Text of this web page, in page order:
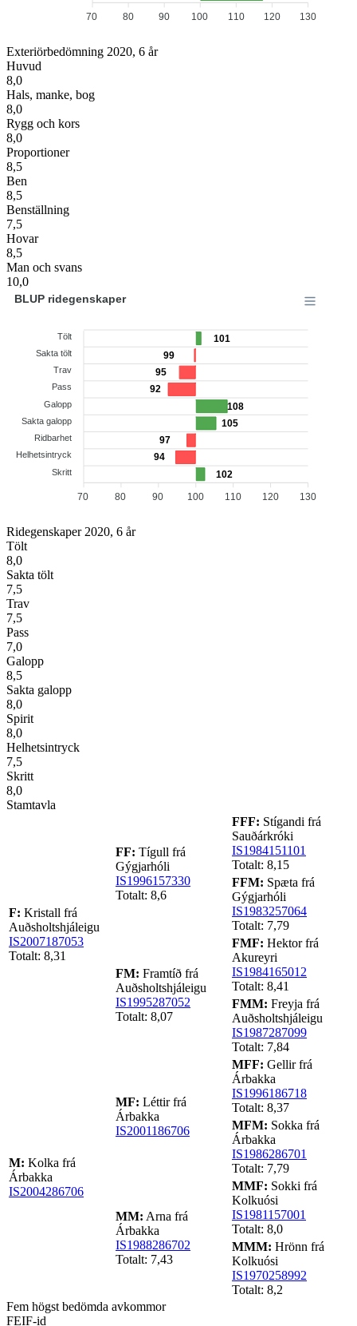
130
120
110
100
90
80
70
Exteriörbedömning 2020, 6 år
Huvud
8,0
Hals, manke, bog
8,0
Rygg och kors
8,0
Proportioner
8,5
Ben
8,5
Benställning
7,5
Hovar
8,5
Man och svans
10,0
101
99
95
92
108
105
97
94
102
Tölt
Sakta tölt
Trav
Pass
Galopp
Sakta galopp
Ridbarhet
Helhetsintryck
Skritt
130
120
110
100
90
80
70
BLUP ridegenskaper
Ridegenskaper 2020, 6 år
Tölt
8,0
Sakta tölt
7,5
Trav
7,5
Pass
7,0
Galopp
8,5
Sakta galopp
8,0
Spirit
8,0
Helhetsintryck
7,5
Skritt
8,0
Stamtavla
F: Kristall frá
Auðsholtshjáleigu
IS2007187053
Totalt: 8,31
FF: Tígull frá
Gýgjarhóli
IS1996157330
Totalt: 8,6
FFF: Stígandi frá
Sauðárkróki
IS1984151101
Totalt: 8,15
FFM: Spæta frá
Gýgjarhóli
IS1983257064
Totalt: 7,79
FM: Framtíð frá
Auðsholtshjáleigu
IS1995287052
Totalt: 8,07
FMF: Hektor frá
Akureyri
IS1984165012
Totalt: 8,41
FMM: Freyja frá
Auðsholtshjáleigu
IS1987287099
Totalt: 7,84
M: Kolka frá
Árbakka
IS2004286706
MF: Léttir frá
Árbakka
IS2001186706
MFF: Gellir frá
Árbakka
IS1996186718
Totalt: 8,37
MFM: Sokka frá
Árbakka
IS1986286701
Totalt: 7,79
MM: Arna frá
Árbakka
IS1988286702
Totalt: 7,43
MMF: Sokki frá
Kolkuósi
IS1981157001
Totalt: 8,0
MMM: Hrönn frá
Kolkuósi
IS1970258992
Totalt: 8,2
Fem högst bedömda avkommor
FEIF-id